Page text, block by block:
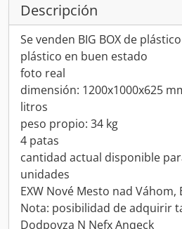
Descripción
Se venden BIG BOX de
plástico en buen estado
foto real
dimensión: 1200x1000x625
litros
peso propio: 34 kg
4 patas
cantidad actual disponible
unidades
EXW Nové Mesto nad Váhom,
Nota: posibilidad de adquirir
Dodpovza N Nefx Anqeck